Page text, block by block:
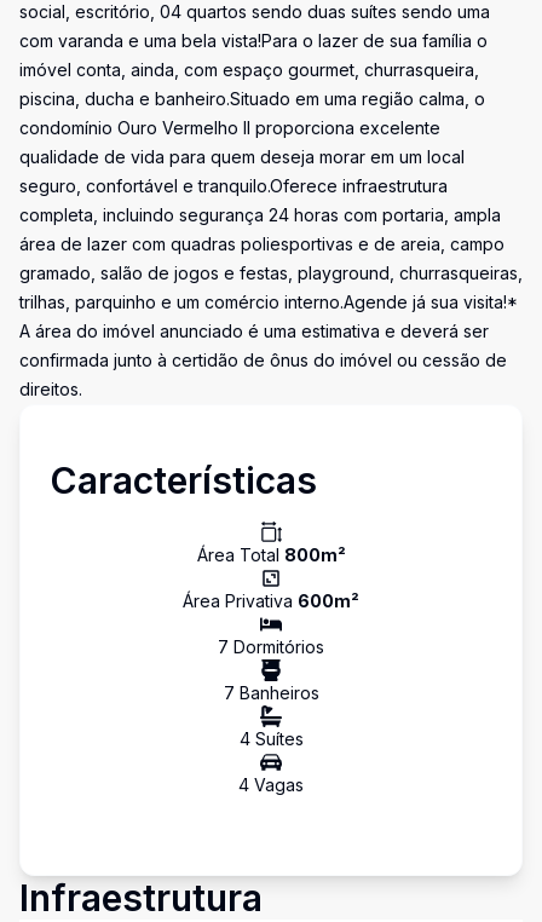
social, escritório, 04 quartos sendo duas suítes sendo uma
com varanda e uma bela vista!Para o lazer de sua família o
imóvel conta, ainda, com espaço gourmet, churrasqueira,
piscina, ducha e banheiro.Situado em uma região calma, o
condomínio Ouro Vermelho II proporciona excelente
qualidade de vida para quem deseja morar em um local
seguro, confortável e tranquilo.Oferece infraestrutura
completa, incluindo segurança 24 horas com portaria, ampla
área de lazer com quadras poliesportivas e de areia, campo
gramado, salão de jogos e festas, playground, churrasqueiras,
trilhas, parquinho e um comércio interno.Agende já sua visita!*
A área do imóvel anunciado é uma estimativa e deverá ser
confirmada junto à certidão de ônus do imóvel ou cessão de
direitos.
Características
Área Total 800m²
Área Privativa 600m²
7 Dormitórios
7 Banheiros
4Suítes
4 Vagas
Infraestrutura